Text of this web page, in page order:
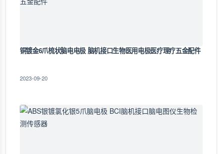
铜镀金6爪梳状脑电电极 脑机接口生物医用电极医疗理疗五金配件
2023-09-20